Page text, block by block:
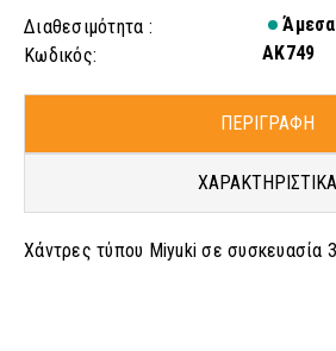
Διαθεσιμότητα :
Κωδικός:
AK749
ΠΕΡΙΓΡΑΦΗ
ΧΑΡΑΚΤΗΡΙΣΤΙΚΑ
Χάντρες τύπου Miyuki σε συσκευασία